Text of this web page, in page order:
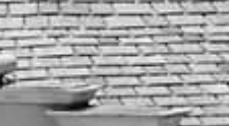
9/22
（火）
開催時間：09:00〜 / 09:15〜 / 15:00〜
所要時間：230分程度
このフェアを詳しく見る
このフェアを予約